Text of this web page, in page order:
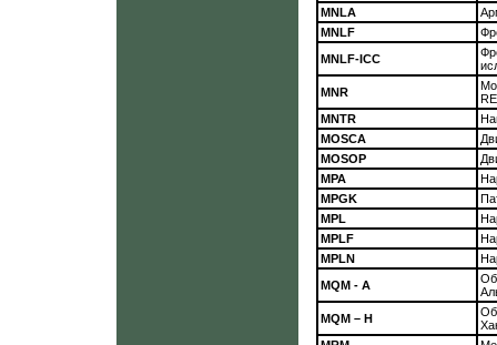
MNLA
MNLF
MNLF-ICC
MNR
MNTR
MOSCA
MOSOP
MPA
MPGK
MPL
MPLF
MPLN
MQM - А
MQM – H